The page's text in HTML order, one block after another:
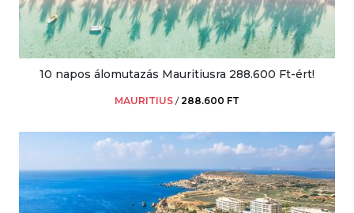
10 napos álomutazás Mauritiusra 288.600 Ft-ért!
MAURITIUS /288.600 FT